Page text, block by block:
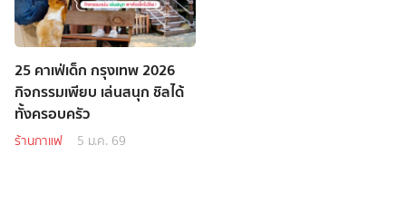
25 คาเฟ่เด็ก กรุงเทพ 2026
กิจกรรมเพียบ เล่นสนุก ชิลได้
ทั้งครอบครัว
ร้านกาแฟ 5 ม.ค. 69